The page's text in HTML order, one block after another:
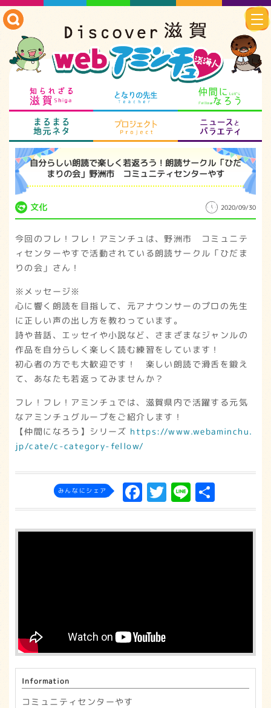
知られざる滋賀 となりの先生
まるまる地元ネタ プロジェクト
自分らしい朗読で楽しく若返ろう！朗読サークル「ひだ
まりの会」野洲市 コミュニティセンターやす
文化 2020/09/30
今回のフレ！フレ！アミンチュは、野洲市 コミュニテ
ィセンターやすで活動されている朗読サークル「ひだま
りの会」さん！
※メッセージ※
心に響く朗読を目指して、元アナウンサーのプロの先生
に正しい声の出し方を教わっています。
詩や昔話、エッセイや小説など、さまざまなジャンルの
作品を自分らしく楽しく読む練習をしています！
初心者の方でも大歓迎です！ 楽しい朗読で滑舌を鍛え
て、あなたも若返ってみませんか？
フレ！フレ！アミンチュでは、滋賀県内で活躍する元気
なアミンチュグループをご紹介します！
【仲間になろう】シリーズ https://www.webaminchu.
jp/cate/c-category-fellow/
みんなにシェア F
a
c
k
T
w
it
L
in
e
有
Information
コミュニティセンターやす